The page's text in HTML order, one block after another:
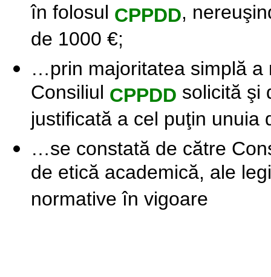
în folosul CPPDD,
de 1000 €;
…prin majoritatea simplă a
Consiliul CPPDD solicită şi
justificată a cel puţin unuia
…se constată de către
de etică academică, ale
normative în vigoare